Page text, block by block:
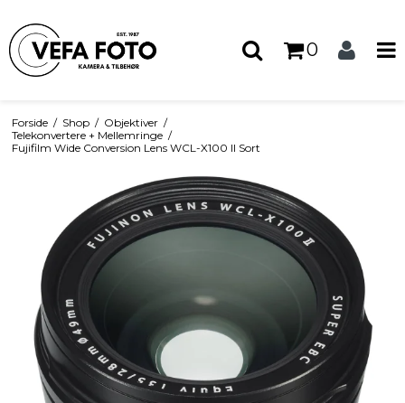
0
Forside / Shop / Objektiver /
Telekonvertere + Mellemringe /
Fujifilm Wide Conversion Lens WCL-X100 II Sort